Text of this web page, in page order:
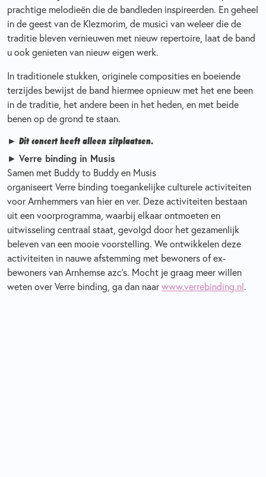
prachtige melodieën die de bandleden inspireerden. En geheel
in de geest van de Klezmorim, de musici van weleer die de
traditie bleven vernieuwen met nieuw repertoire, laat de band
u ook genieten van nieuw eigen werk.
In traditionele stukken, originele composities en boeiende
terzijdes bewijst de band hiermee opnieuw met het ene been
in de traditie, het andere been in het heden, en met beide
benen op de grond te staan.
► Dit concert heeft alleen zitplaatsen.
► Verre binding in Musis
Samen met Buddy to Buddy en Musis
organiseert Verre binding toegankelijke culturele activiteiten
voor Arnhemmers van hier en ver. Deze activiteiten bestaan
uit een voorprogramma, waarbij elkaar ontmoeten en
uitwisseling centraal staat, gevolgd door het gezamenlijk
beleven van een mooie voorstelling. We ontwikkelen deze
activiteiten in nauwe afstemming met bewoners of ex-
bewoners van Arnhemse azc’s. Mocht je graag meer willen
weten over Verre binding, ga dan naarwww.verrebinding.nl.